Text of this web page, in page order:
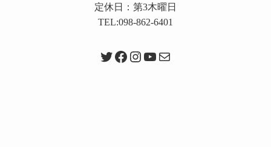
定休日：第3木曜日
TEL:098-862-6401
Twitter
Facebook
Instagram
YouTube
メール